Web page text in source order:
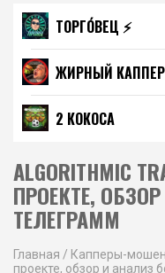
ТОРГО́ВЕЦ ⚡️
ЖИРНЫЙ КАППЕР
2 КОКОСА
ALGORITHMIC
ПРОЕКТЕ,
ТЕЛЕГРАММ
Главная / Капперы-
проекте, обзор и анализ